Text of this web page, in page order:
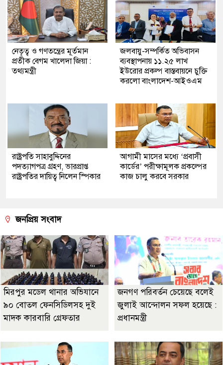
নেতৃত্ব ও গণতন্ত্রের মূর্তমান
প্রতীক বেগম খালেদা জিয়া :
তথ্যমন্ত্রী
জলবায়ু-সম্পর্কিত অভিবাসন
ব্যবস্থাপনায় ১১.২৫ লাখ
ইউরোর প্রকল্প বাস্তবায়নে চুক্তি
করলো বাংলাদেশ-আইওএম
রাষ্ট্রপতি সাহাবুদ্দিনের
পদত্যাগপত্র গ্রহণ, ভারপ্রাপ্ত
রাষ্ট্রপতির দায়িত্ব নিলেন স্পিকার
আগামী মাসের মধ্যে ‘প্রবাসী
কার্ডের’ পরীক্ষামূলক প্রকল্পের
কাজ চালু করবে সরকার
জনপ্রিয় সংবাদ
মিরপুর মডেল থানার অভিযানে
৯০ বোতল ফেনসিডিলসহ দুই
মাদক কারবারি গ্রেফতার
জনগণ পরিবর্তন চেয়েছে বলেই
জুলাই আন্দোলন সফল হয়েছে :
প্রধানমন্ত্রী